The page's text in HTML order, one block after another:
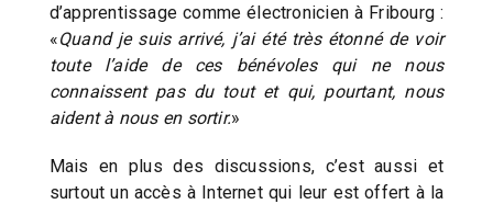
d’apprentissage comme électronicien à Fribourg :
«Quand je suis arrivé, j’ai été très étonné de voir
toute l’aide de ces bénévoles qui ne nous
connaissent pas du tout et qui, pourtant, nous
aident à nous en sortir.»
Mais en plus des discussions, c’est aussi et
surtout un accès à Internet qui leur est offert à la